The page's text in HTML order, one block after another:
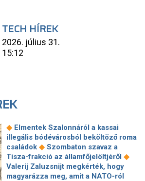
TECH HÍREK
2026. július 31.
15:12
◆ Elmentek Szalonnáról a kassai
illegális bódévárosból beköltöző roma
családok ◆ Szombaton szavaz a
Tisza-frakció az államfőjelöltjéről ◆
Valerij Zaluzsnijt megkérték, hogy
magyarázza meg, amit a NATO-ról